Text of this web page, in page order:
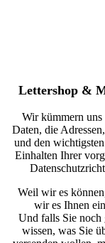
Lettershop &
Wir kümmern uns
Daten, die
und den
Einhalten Ihrer
Weil wir es
wir es Ihnen
Und falls Sie noch
wissen, was Sie